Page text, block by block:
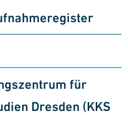
für
Dresden (KKS